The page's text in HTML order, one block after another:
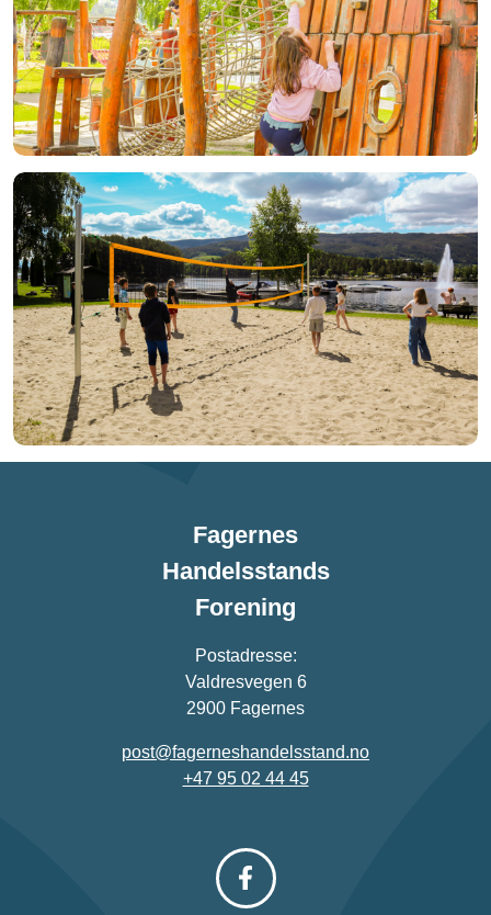
Fagernes
Handelsstands
Forening
Postadresse:
Valdresvegen 6
2900 Fagernes
post@fagerneshandelsstand.no
+47 95 02 44 45